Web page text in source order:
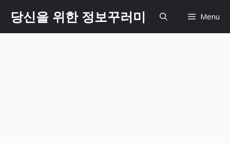
content
당신을 위한 정보꾸러미 Menu